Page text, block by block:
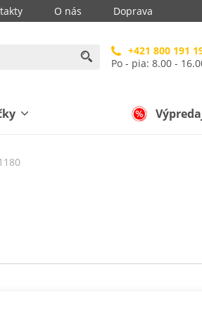
O nás Doprava
+421 800 191
Po - pia: 8.00 -